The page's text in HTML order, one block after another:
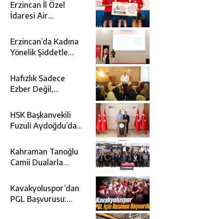
Erzincan İl Özel
İdaresi Air
Türkiye Şampiyonu
Oldu
Erzincan’da Kadına
Yönelik Şiddetle
Kurumlar Bir Araya
Geldi
Hafızlık Sadece
Ezber Değil,
Yaşamaktır
HSK Başkanvekili
Fuzuli Aydoğdu’dan
Hamza Aydoğdu’ya
Ziyaret
Kahraman Tanoğlu
Camii Dualarla
Kavakyoluspor’dan
PGL Başvurusu: